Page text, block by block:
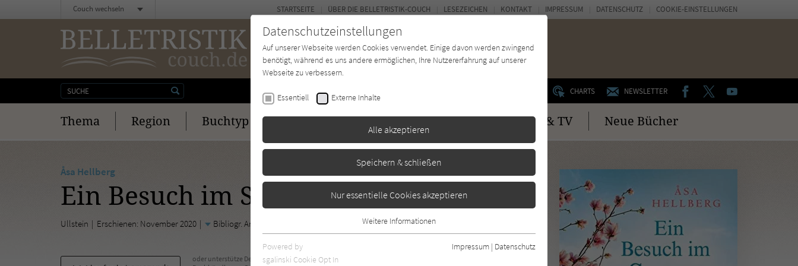
CHARTS NEWSLETTER FACEBOOKTWITTERYOUTUBE
Thema Region Buchtyp Autor*in Verlage Magazin Kino & TV Neue Bücher
STARTSEITE ÜBER DIE BELLETRISTIK-COUCH LESEZEICHEN KONTAKT IMPRESSUM DATENSCHUTZ COOKIE-EINSTELLUNGEN
Couch wechseln
Åsa Hellberg
Ein Besuch im Sommer
Ullstein Erschienen: November 2020 Bibliogr. Angaben
oder unterstütze Deinen
Datenschutzeinstellungen
Auf unserer Webseite werden Cookies verwendet. Einige davon werden zwingend
benötigt, während es uns andere ermöglichen, Ihre Nutzererfahrung auf unserer
Webseite zu verbessern.
Essentiell Externe Inhalte
Alle akzeptieren
Speichern & schließen
Nur essentielle Cookies akzeptieren
Essentielle Cookies werden für grundlegende Funktionen der Webseite
benötigt. Dadurch ist gewährleistet, dass die Webseite einwandfrei
Weitere Informationen
Powered by
sgalinski Cookie Opt In
Impressum | Datenschutz